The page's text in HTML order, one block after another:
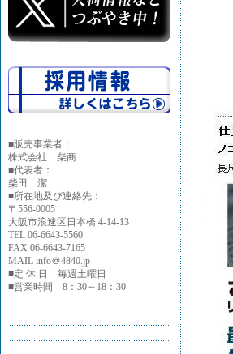
■販売事業者：
株式会社 柴商
■代表者：
柴田 潔
■所在地及び連絡先：
〒556-0005
大阪市浪速区日本橋 4-14-13
TEL 06-6643-5560
FAX 06-6643-7165
MAIL info＠4840.jp
■定 休 日 毎週土曜日
■営業時間 8：30～18：30